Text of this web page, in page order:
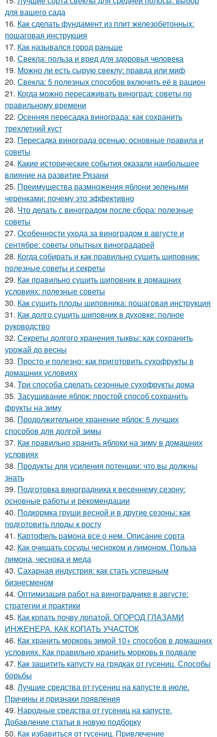
для вашего сада
16. Как сделать фундамент из плит железобетонных:
пошаговая инструкция
17. Как назывался город раньше
18. Свекла: польза и вред для здоровья человека
19. Можно ли есть сырую свеклу: правда или миф
20. Свекла: 5 полезных способов включить её в рацион
21. Когда можно пересаживать виноград: советы по
правильному времени
22. Осенняя пересадка винограда: как сохранить
трехлетний куст
23. Пересадка винограда осенью: основные правила и
советы
24. Какие исторические события оказали наибольшее
влияние на развитие Рязани
25. Преимущества размножения яблони зелеными
черенками: почему это эффективно
26. Что делать с виноградом после сбора: полезные
советы
27. Особенности ухода за виноградом в августе и
сентябре: советы опытных виноградарей
28. Когда собирать и как правильно сушить шиповник:
полезные советы и секреты
29. Как правильно сушить шиповник в домашних
условиях: полезные советы
30. Как сушить плоды шиповника: пошаговая инструкция
31. Как долго сушить шиповник в духовке: полное
руководство
32. Секреты долгого хранения тыквы: как сохранить
урожай до весны
33. Просто и полезно: как приготовить сухофрукты в
домашних условиях
34. Три способа сделать сезонные сухофрукты дома
35. Засушивание яблок: простой способ сохранить
фрукты на зиму
36. Продолжительное хранение яблок: 5 лучших
способов для долгой зимы
37. Как правильно хранить яблоки на зиму в домашних
условиях
38. Продукты для усиления потенции: что вы должны
знать
39. Подготовка виноградника к весеннему сезону:
основные работы и рекомендации
40. Подкормка груши весной и в другие сезоны: как
подготовить плоды к росту
41. Картофель рамона все о нем. Описание сорта
42. Как очищать сосуды чесноком и лимоном. Польза
лимона, чеснока и меда
43. Сахарная индустрия: как стать успешным
бизнесменом
44. Оптимизация работ на винограднике в августе:
стратегии и практики
45. Как копать почву лопатой. ОГОРОД ГЛАЗАМИ
ИНЖЕНЕРА. КАК КОПАТЬ УЧАСТОК
46. Как хранить морковь зимой 10+ способов в домашних
условиях. Как правильно хранить морковь в подвале
47. Как защитить капусту на грядках от гусениц. Способы
борьбы
48. Лучшие средства от гусениц на капусте в июле.
Причины и признаки появления
49. Народные средства от гусениц на капусте.
Добавление статьи в новую подборку
50. Как избавиться от гусениц. Привлечение